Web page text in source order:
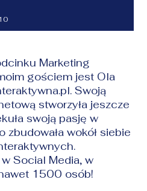
Marketing
gościem jest Ola
Swoją
stworzyła jeszcze
swoją pasję w
zbudowała wokół siebie
Social Media, w
1500 osób!